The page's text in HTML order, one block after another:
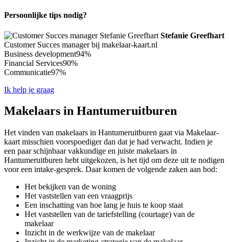
Persoonlijke tips nodig?
Stefanie Greefhart
Customer Succes manager bij makelaar-kaart.nl
Business development94%
Financial Services90%
Communicatie97%
Ik help je graag
Makelaars in Hantumeruitburen
Het vinden van makelaars in Hantumeruitburen gaat via Makelaar-
kaart misschien voorspoediger dan dat je had verwacht. Indien je
een paar schijnbaar vakkundige en juiste makelaars in
Hantumeruitburen hebt uitgekozen, is het tijd om deze uit te nodigen
voor een intake-gesprek. Daar komen de volgende zaken aan bod:
Het bekijken van de woning
Het vaststellen van een vraagprijs
Een inschatting van hoe lang je huis te koop staat
Het vaststellen van de tariefstelling (courtage) van de
makelaar
Inzicht in de werkwijze van de makelaar